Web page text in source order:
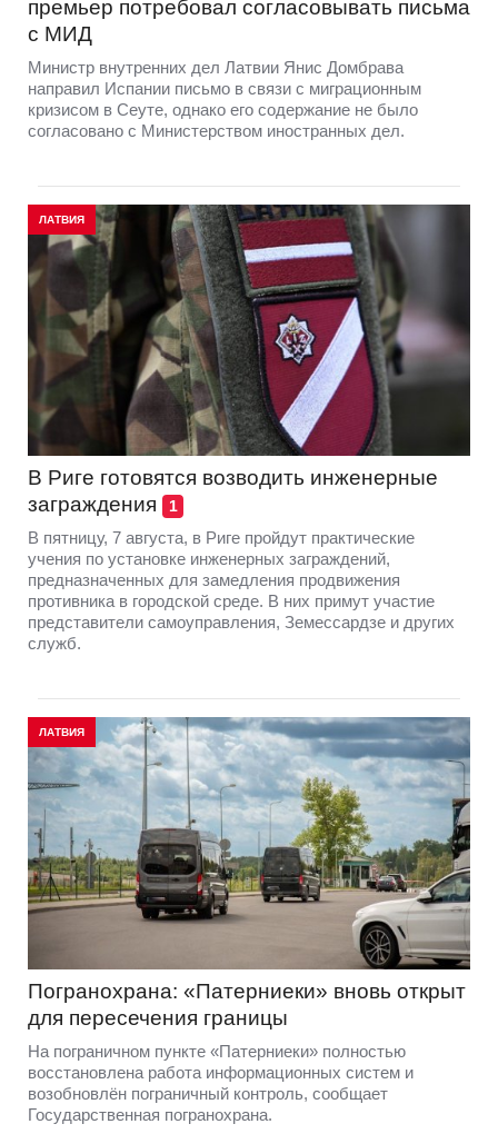
премьер потребовал согласовывать письма
с МИД
Министр внутренних дел Латвии Янис Домбрава
направил Испании письмо в связи с миграционным
кризисом в Сеуте, однако его содержание не было
согласовано с Министерством иностранных дел.
ЛАТВИЯ
В Риге готовятся возводить инженерные
заграждения
1
В пятницу, 7 августа, в Риге пройдут практические
учения по установке инженерных заграждений,
предназначенных для замедления продвижения
противника в городской среде. В них примут участие
представители самоуправления, Земессардзе и других
служб.
ЛАТВИЯ
Погранохрана: «Патерниеки» вновь открыт
для пересечения границы
На пограничном пункте «Патерниеки» полностью
восстановлена работа информационных систем и
возобновлён пограничный контроль, сообщает
Государственная погранохрана.